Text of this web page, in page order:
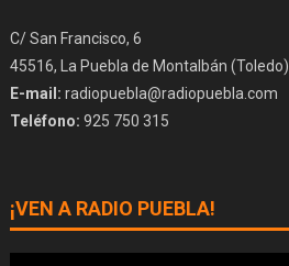
C/ San Francisco, 6
45516, La Puebla de Montalbán (Toledo)
E-mail: radiopuebla@radiopuebla.com
Teléfono: 925 750 315
¡VEN A RADIO PUEBLA!